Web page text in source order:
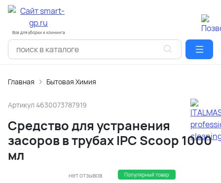
Все для уборки и клининга
Главная Бытовая Химия
Артикул 4630073787919
Средство для устранения
засоров в трубах IPC Scoop 1000
мл
нет отзывов Популярный товар